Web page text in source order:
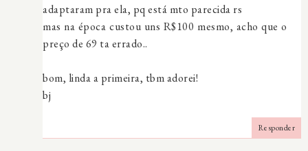
adaptaram pra ela, pq está mto parecida rs
mas na época custou uns R$100 mesmo, acho que o
preço de 69 ta errado..
bom, linda a primeira, tbm adorei!
bj
Responder